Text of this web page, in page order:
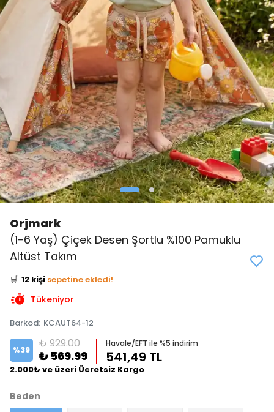
Orjmark
(1-6 Yaş) Çiçek Desen Şortlu %100 Pamuklu
Altüst Takım
👀 Şu an2 kişiinceliyor!
🛒 12 kişi sepetine ekledi!
✅ Bugün 6 adet
Tükeniyor
Barkod: KCAUT64-12
%39 ₺ 929.00
₺ 569.99
Havale/EFT ile %5 indirim
541,49 TL
2.000₺ ve üzeri Ücretsiz Kargo
Beden